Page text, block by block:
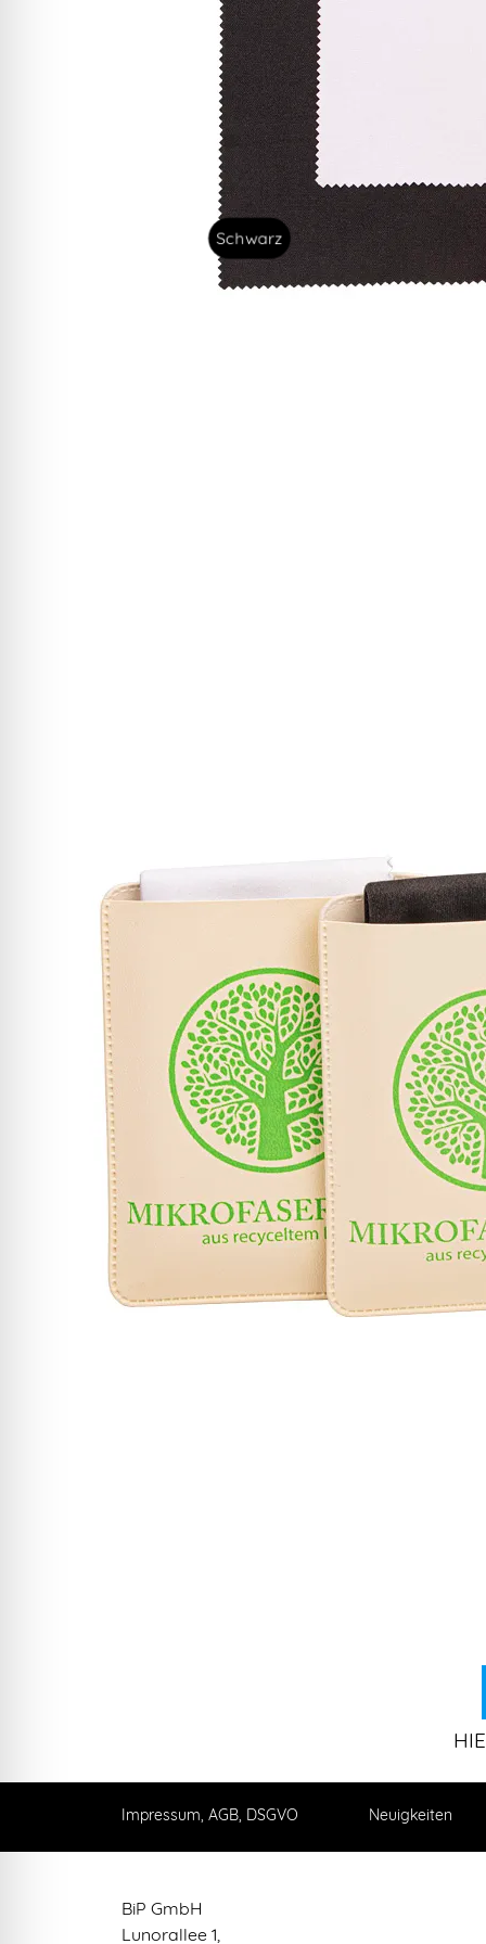
Schwarz
Impressum, AGB, DSGVO Neuigkeiten
BiP GmbH
Lunorallee 1,